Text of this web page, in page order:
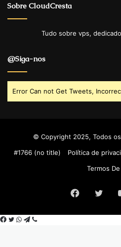
Sobre CloudCresta
Tudo sobre vps,
@Siga-nos
Error Can not Get Tweets,
© Copyright 2025, Todos
#1766 (no title)
Política de
Termos
Facebook
Facebook
Twitter
WhatsApp
Telegram